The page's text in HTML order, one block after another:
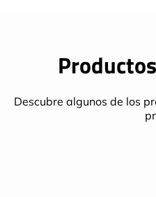
Descubre algunos de los